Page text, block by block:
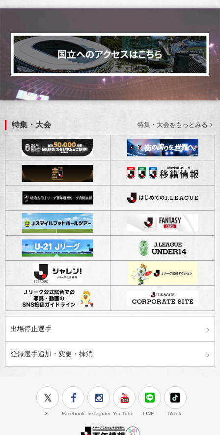
当選チケットの交換・返却などはお受けできま
せん
当選チケットのオークションなどへの出品は、
固くお断りいたします
応募状況の確認および抽選結果に関するお問い
当選の権利は他の方に譲渡できません。
キャンペーン主催者
公益社団法人 日本プロサッカーリーグ
お問い合わせ先
本キャンペーンに関するお問い合わせ先
https://www.jleague.jp/form/support/faq.html
Jリーグチケット利用方法に関するお問い合わせ先
https://www.jleague-ticket.jp/contact
チケット・観戦ルールに関するお問い合せ先
https://www.zelvia.co.jp/contact/
特集・大会 特集・大会をもっとみる
出場停止選手
登録選手追加・変更・抹消
X Facebook Instagram YouTube LINE TikTok